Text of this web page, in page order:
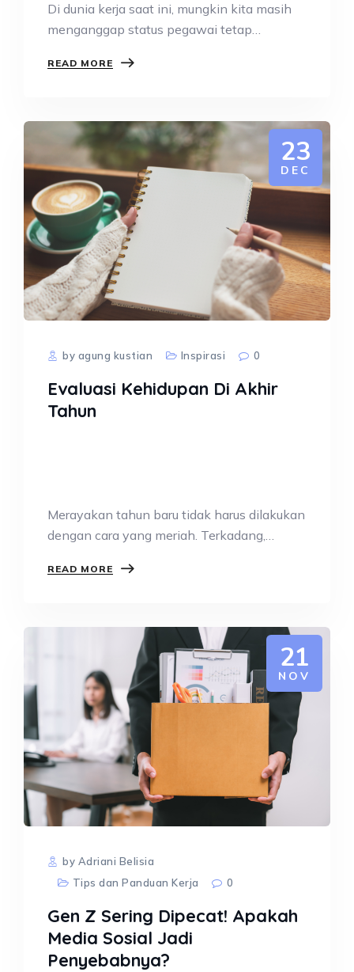
Di dunia kerja saat ini, mungkin kita masih
menganggap status pegawai tetap
READ MORE
23
DEC
by agung kustian Inspirasi 0
Evaluasi Kehidupan Di Akhir
Tahun
Merayakan tahun baru tidak harus dilakukan
dengan cara yang meriah. Terkadang,
READ MORE
21
NOV
by Adriani Belisia
Tips dan Panduan Kerja
0
Gen Z Sering Dipecat! Apakah
Media Sosial Jadi
Penyebabnya?